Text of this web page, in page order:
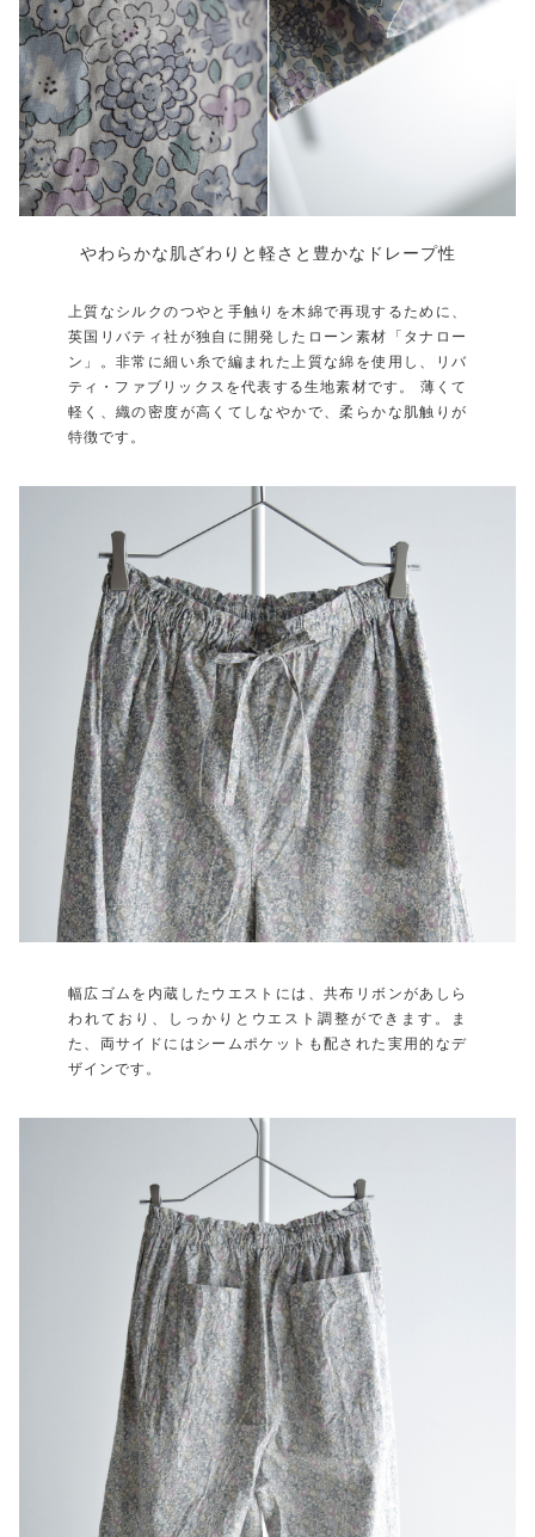
やわらかな肌ざわりと軽さと豊かなドレープ性
上質なシルクのつやと手触りを木綿で再現するために、
英国リバティ社が独自に開発したローン素材「タナロー
ン」。非常に細い糸で編まれた上質な綿を使用し、リバ
ティ・ファブリックスを代表する生地素材です。 薄くて
軽く、織の密度が高くてしなやかで、柔らかな肌触りが
特徴です。
幅広ゴムを内蔵したウエストには、共布リボンがあしら
われており、しっかりとウエスト調整ができます。ま
た、両サイドにはシームポケットも配された実用的なデ
ザインです。